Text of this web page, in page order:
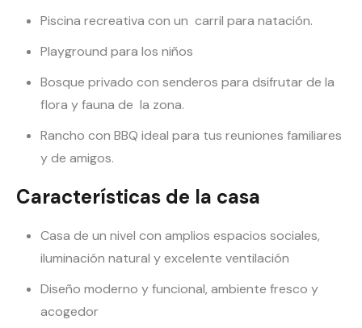
Piscina recreativa con un carril para natación.
Playground para los niños
Bosque privado con senderos para dsifrutar de la
flora y fauna de la zona.
Rancho con BBQ ideal para tus reuniones familiares
y de amigos.
Características de la casa
Casa de un nivel con amplios espacios sociales,
iluminación natural y excelente ventilación
Diseño moderno y funcional, ambiente fresco y
acogedor